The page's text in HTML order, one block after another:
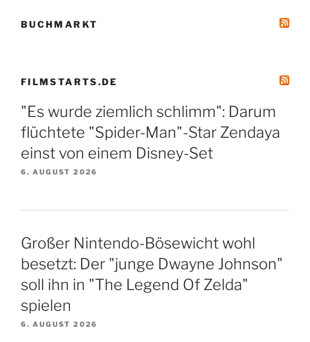
BUCHMARKT
FILMSTARTS.DE
"Es wurde ziemlich schlimm": Darum
flüchtete "Spider-Man"-Star Zendaya
einst von einem Disney-Set
6. AUGUST 2026
Großer Nintendo-Bösewicht wohl
besetzt: Der "junge Dwayne Johnson"
soll ihn in "The Legend Of Zelda"
spielen
6. AUGUST 2026